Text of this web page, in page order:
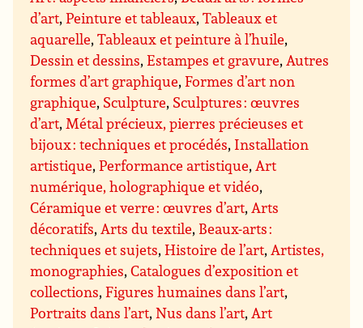
d’art,Peinture et tableaux,Tableaux et
aquarelle,Tableaux et peinture à l’huile,
Dessin et dessins,Estampes et gravure,Autres
formes d’art graphique,Formes d’art non
graphique, Sculpture, Sculptures : œuvres
d’art,Métal précieux, pierres précieuses et
bijoux : techniques et procédés, Installation
artistique,Performance artistique,Art
numérique, holographique et vidéo,
Céramique et verre : œuvres d’art,Arts
décoratifs,Arts du textile, Beaux-arts :
techniques et sujets,Histoire de l’art,Artistes,
monographies,Catalogues d’exposition et
collections,Figures humaines dans l’art,
Portraits dans l’art,Nus dans l’art,Art